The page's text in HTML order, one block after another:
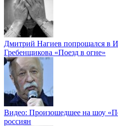
Дмитрий Нагиев попрощался в
Гребенщикова «Поезд в огне»
Видео: Произошедшее на шоу
россиян